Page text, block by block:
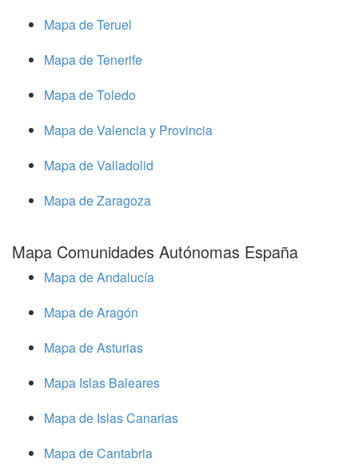
Mapa de Teruel
Mapa de Tenerife
Mapa de Toledo
Mapa de Valencia y Provincia
Mapa de Valladolid
Mapa de Zaragoza
Mapa Comunidades Autónomas España
Mapa de Andalucía
Mapa de Aragón
Mapa de Asturias
Mapa Islas Baleares
Mapa de Islas Canarias
Mapa de Cantabria